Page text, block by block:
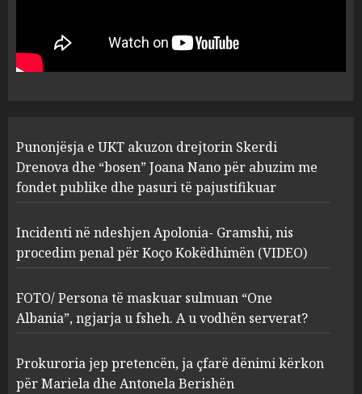
1
“bosen” Joana Nano për
abuzim me fondet publike dhe
pasuri të pajustifikuar
2
Apolonia- Gramshi, nis
procedim penal për Koço
Kokëdhimën (VIDEO)
MARCH 27, 2025
3
FOTO/ Persona të maskuar
sulmuan “One Albania”,
ngjarja u fsheh. A u vodhën
serverat?
MARCH 25, 2025
Prokuroria jep pretencën, ja
Punonjësja e UKT akuzon drejtorin Skerdi
Drenova dhe “bosen” Joana Nano për abuzim me
fondet publike dhe pasuri të pajustifikuar
Incidenti në ndeshjen Apolonia- Gramshi, nis
procedim penal për Koço Kokëdhimën (VIDEO)
FOTO/ Persona të maskuar sulmuan “One
Albania”, ngjarja u fsheh. A u vodhën serverat?
Prokuroria jep pretencën, ja çfarë dënimi kërkon
për Mariela dhe Antonela Berishën